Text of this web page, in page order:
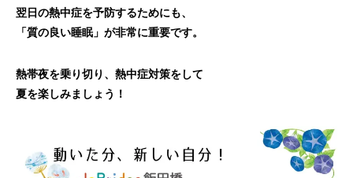
翌日の熱中症を予防するためにも、
「質の良い睡眠」が非常に重要です。
熱帯夜を乗り切り、熱中症対策をして
夏を楽しみましょう！